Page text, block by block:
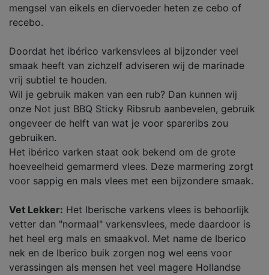
mengsel van eikels en diervoeder heten ze cebo of
recebo.
Doordat het ibérico varkensvlees al bijzonder veel
smaak heeft van zichzelf adviseren wij de marinade
vrij subtiel te houden.
Wil je gebruik maken van een rub? Dan kunnen wij
onze Not just BBQ Sticky Ribsrub aanbevelen, gebruik
ongeveer de helft van wat je voor spareribs zou
gebruiken.
Het ibérico varken staat ook bekend om de grote
hoeveelheid gemarmerd vlees. Deze marmering zorgt
voor sappig en mals vlees met een bijzondere smaak.
Vet Lekker: Het Iberische varkens vlees is behoorlijk
vetter dan "normaal" varkensvlees, mede daardoor is
het heel erg mals en smaakvol. Met name de Iberico
nek en de Iberico buik zorgen nog wel eens voor
verassingen als mensen het veel magere Hollandse